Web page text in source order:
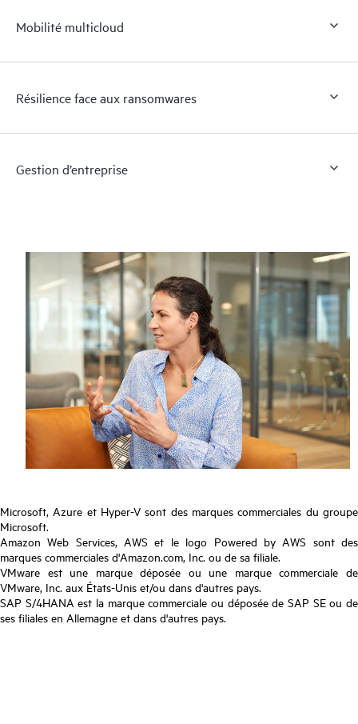
Mobilité multicloud
Résilience face aux ransomwares
Gestion d’entreprise
Microsoft, Azure et Hyper-V sont des marques commerciales du groupe
Microsoft.
Amazon Web Services, AWS et le logo Powered by AWS sont des
marques commerciales d'Amazon.com, Inc. ou de sa filiale.
VMware est une marque déposée ou une marque commerciale de
VMware, Inc. aux États-Unis et/ou dans d'autres pays.
SAP S/4HANA est la marque commerciale ou déposée de SAP SE ou de
ses filiales en Allemagne et dans d'autres pays.